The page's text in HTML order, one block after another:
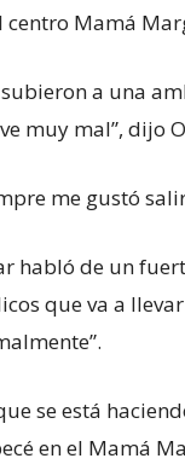
centro Mamá
subieron a una
muy mal”, dijo
me gustó
habló de un
que va a
se está
en el Mamá